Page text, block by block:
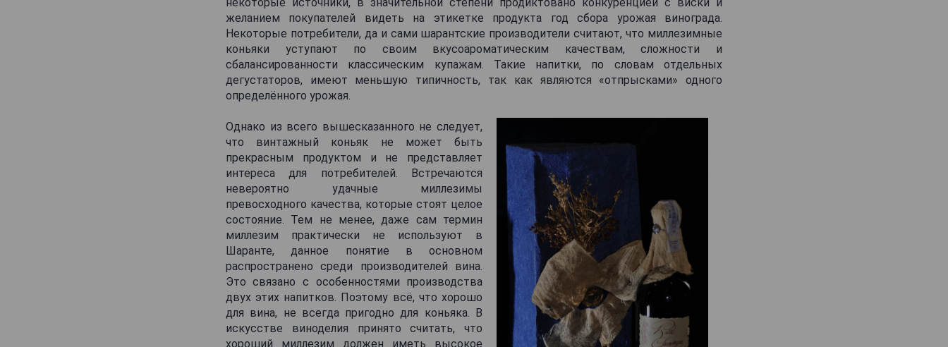
желанием покупателей видеть на этикетке продукта год сбора урожая винограда.
Некоторые потребители, да и сами шарантские производители считают, что миллезимные
коньяки уступают по своим вкусоароматическим качествам, сложности и
сбалансированности классическим купажам. Такие напитки, по словам отдельных
дегустаторов, имеют меньшую типичность, так как являются «отпрысками» одного
определённого урожая.
Однако из всего вышесказанного не следует,
что винтажный коньяк не может быть
прекрасным продуктом и не представляет
интереса для потребителей. Встречаются
невероятно удачные миллезимы
превосходного качества, которые стоят целое
состояние. Тем не менее, даже сам термин
миллезим практически не используют в
Шаранте, данное понятие в основном
распространено среди производителей вина.
Это связано с особенностями производства
двух этих напитков. Поэтому всё, что хорошо
для вина, не всегда пригодно для коньяка. В
искусстве виноделия принято считать, что
хороший миллезим должен иметь высокое